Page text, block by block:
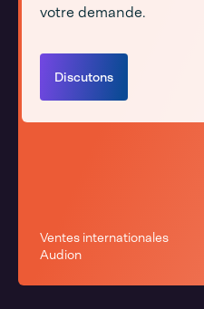
votre demande.
Discutons
Ventes internationales
Audion